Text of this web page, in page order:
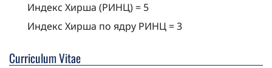
Индекс Хирша (РИНЦ) = 5
Индекс Хирша по ядру РИНЦ = 3
Curriculum Vitae